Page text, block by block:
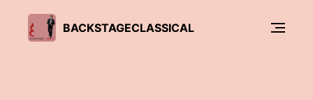
BACKSTAGECLASSICAL